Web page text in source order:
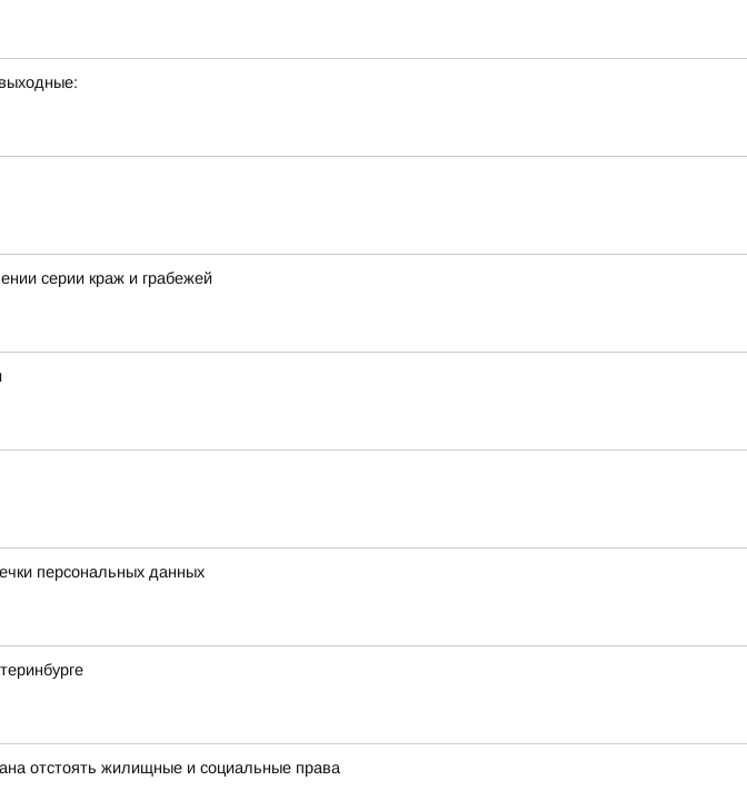
серии краж и грабежей
персональных данных
отстоять жилищные и социальные права